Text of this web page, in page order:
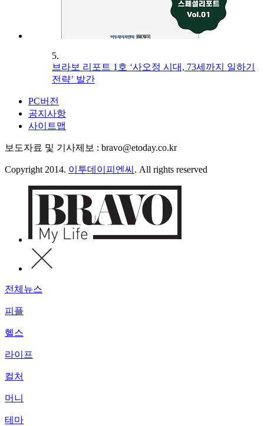
5.
브라보 리포트 1호 ‘사오정 시대, 73세까지 일하기
전략’ 발간
PC버전
공지사항
사이트맵
보도자료 및 기사제보 : bravo@etoday.co.kr
Copyright 2014. 이투데이피엔씨 . All rights reserved
전체뉴스
피플
헬스
라이프
컬처
머니
테마